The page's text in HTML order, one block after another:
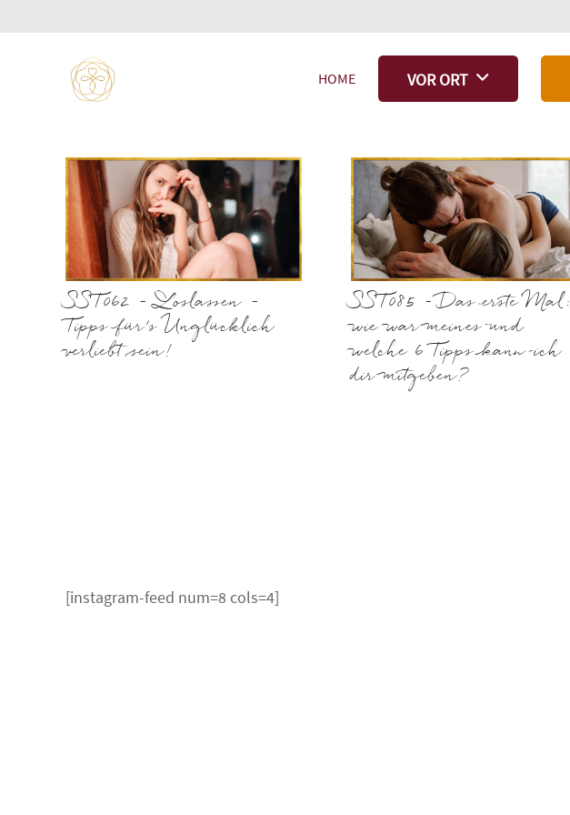
HOME VOR ORT
SST062 – Loslassen –
Tipps für’s Unglücklich
verliebt sein!
SST085 – Das erste Mal:
wie war meines und
welche 6 Tipps kann ich
dir mitgeben?
[instagram-feed num=8 cols=4]